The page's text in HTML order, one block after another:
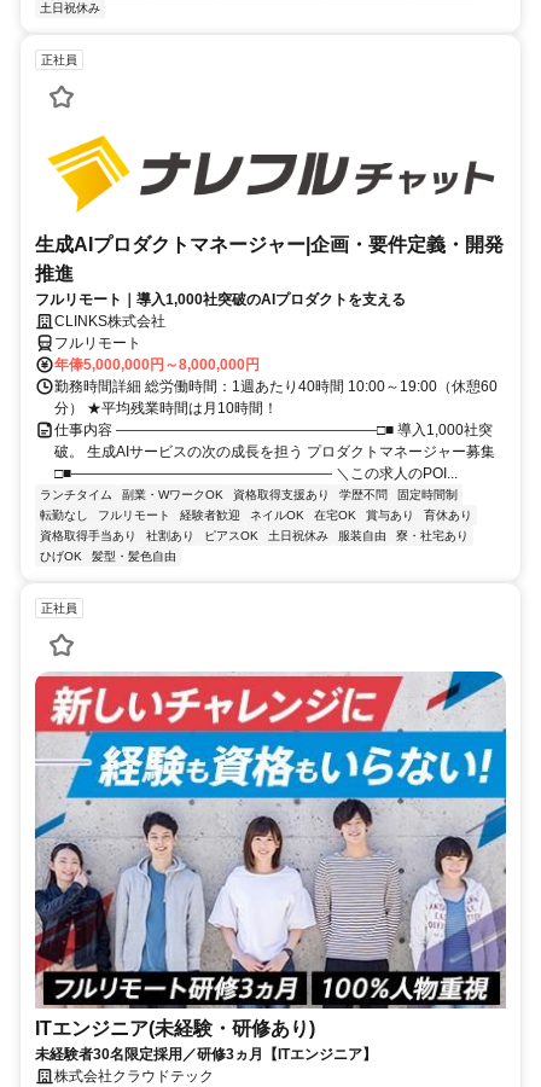
土日祝休み
正社員
生成AIプロダクトマネージャー|企画・要件定義・開発
推進
フルリモート｜導入1,000社突破のAIプロダクトを支える
CLINKS株式会社
フルリモート
年俸5,000,000円～8,000,000円
勤務時間詳細 総労働時間：1週あたり40時間 10:00～19:00（休憩60
分） ★平均残業時間は月10時間！
仕事内容 ――――――――――――――――――□■ 導入1,000社突
破。 生成AIサービスの次の成長を担う プロダクトマネージャー募集
□■―――――――――――――――――― ＼この求人のPOI...
ランチタイム 副業・WワークOK 資格取得支援あり 学歴不問
固定時間制
転勤なし
フルリモート 経験者歓迎 ネイルOK 在宅OK 賞与あり
育休あり
資格取得手当あり
社割あり ピアスOK 土日祝休み 服装自由
寮・社宅あり
ひげOK
髪型・髪色自由
正社員
ITエンジニア(未経験・研修あり)
未経験者30名限定採用／研修3ヵ月【ITエンジニア】
株式会社クラウドテック